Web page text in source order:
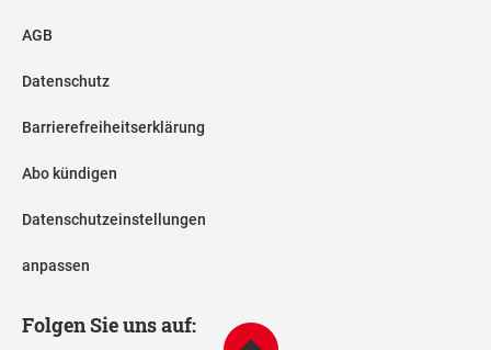
AGB
Datenschutz
Barrierefreiheitserklärung
Abo kündigen
Datenschutzeinstellungen
anpassen
Folgen Sie uns auf: